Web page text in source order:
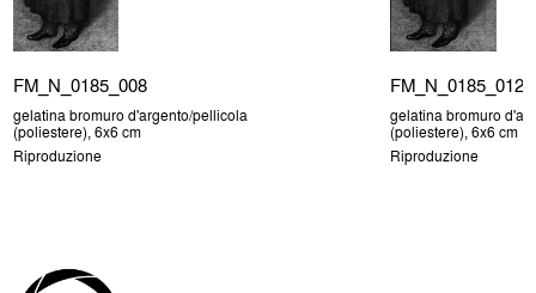
FM_N_0185_008
gelatina bromuro d'argento/pellicola
(poliestere), 6x6 cm
Riproduzione
FM_N_0185_012
gelatina bromuro
(poliestere), 6x6 cm
Riproduzione